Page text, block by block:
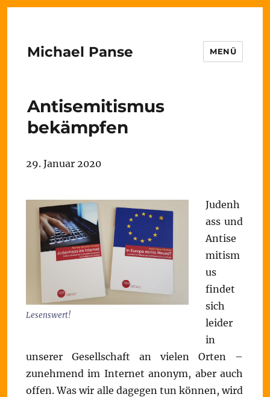
Michael Panse MENÜ
Antisemitismus
bekämpfen
29. Januar 2020
Lesenswert!
Judenh
ass und
Antise
mitism
us
findet
sich
leider
in
unserer Gesellschaft an vielen Orten –
zunehmend im Internet anonym, aber auch
offen. Was wir alle dagegen tun können, wird